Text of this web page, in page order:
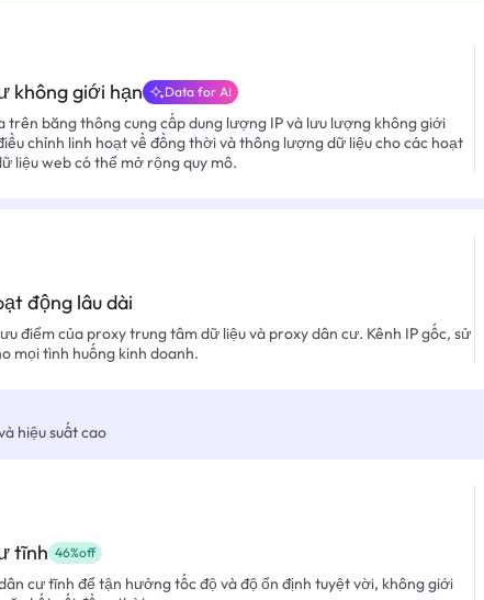
không giới hạn Data for AI
trên băng thông cung cấp dung lượng IP và lưu lượng không giới
chỉnh linh hoạt về đồng thời và thông lượng dữ liệu cho các hoạt
liệu web có thể mở rộng quy mô.
động lâu dài
điểm của proxy trung tâm dữ liệu và proxy dân cư. Kênh IP gốc, sử
mọi tình huống kinh doanh.
hiệu suất cao
tĩnh 46%off
cư tĩnh để tận hưởng tốc độ và độ ổn định tuyệt vời, không giới